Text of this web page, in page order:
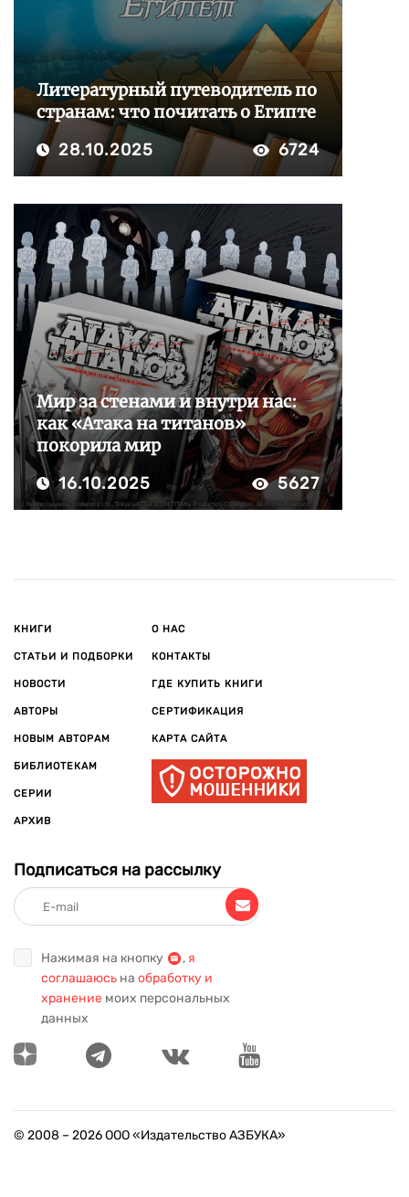
Литературный путеводитель по
странам: что почитать о Египте
28.10.2025 6724
Мир за стенами и внутри нас:
как «Атака на титанов»
покорила мир
16.10.2025 5627
КНИГИ
СТАТЬИ И ПОДБОРКИ
НОВОСТИ
АВТОРЫ
НОВЫМ АВТОРАМ
БИБЛИОТЕКАМ
СЕРИИ
АРХИВ
О НАС
КОНТАКТЫ
ГДЕ КУПИТЬ КНИГИ
СЕРТИФИКАЦИЯ
КАРТА САЙТА
Подписаться на рассылку
Нажимая на кнопку , я
соглашаюсь на обработку и
хранение моих персональных
данных
© 2008 – 2026ООО «Издательство АЗБУКА»